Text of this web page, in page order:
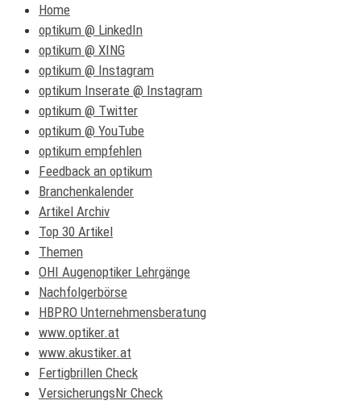
Home
optikum @ LinkedIn
optikum @ XING
optikum @ Instagram
optikum Inserate @ Instagram
optikum @ Twitter
optikum @ YouTube
optikum empfehlen
Feedback an optikum
Branchenkalender
Artikel Archiv
Top 30 Artikel
Themen
OHI Augenoptiker Lehrgänge
Nachfolgerbörse
HBPRO Unternehmensberatung
www.optiker.at
www.akustiker.at
Fertigbrillen Check
VersicherungsNr Check